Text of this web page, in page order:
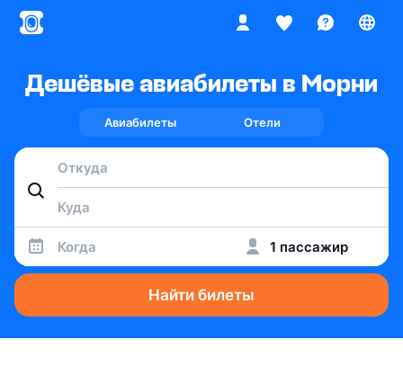
Дешёвые авиабилеты в Морни
Авиабилеты Отели
Когда 1 пассажир
Найти билеты